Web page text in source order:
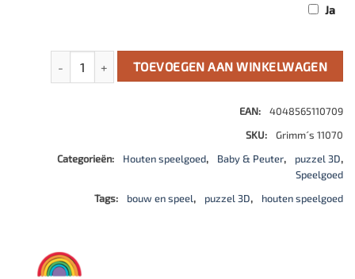
Ja
Bloemen Stapeltoren aantalTOEVOEGEN AAN WINKELWAGEN
EAN:
4048565110709
SKU:
Grimm´s 11070
Categorieën:
Houten speelgoed, Baby & Peuter, puzzel 3D,
Speelgoed
Tags:
bouw en speel, puzzel 3D, houten speelgoed